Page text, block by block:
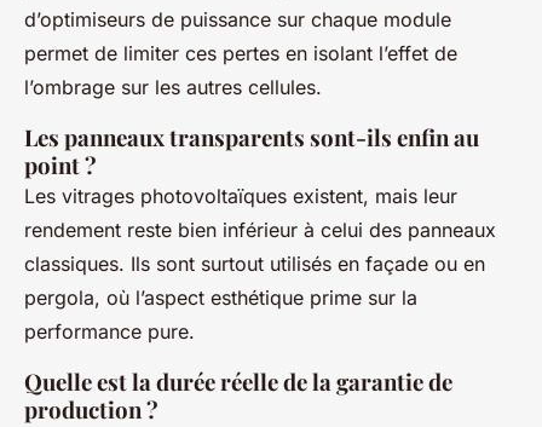
d’optimiseurs de puissance sur chaque module
permet de limiter ces pertes en isolant l’effet de
l’ombrage sur les autres cellules.
Les panneaux transparents sont-ils enfin au
point ?
Les vitrages photovoltaïques existent, mais leur
rendement reste bien inférieur à celui des panneaux
classiques. Ils sont surtout utilisés en façade ou en
pergola, où l’aspect esthétique prime sur la
performance pure.
Quelle est la durée réelle de la garantie de
production ?